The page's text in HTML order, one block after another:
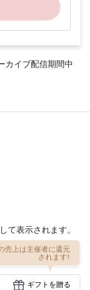
カイブ配信期間中
て表示されます。
売上は主催者に還元
されます!
ギフトを贈る